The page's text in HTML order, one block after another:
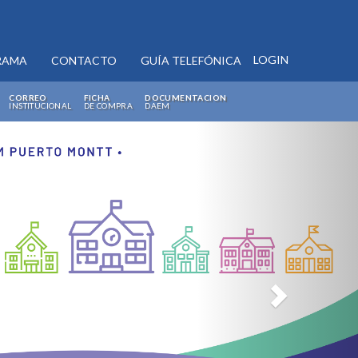
CONTACTO GUÍA TELEFÓNICA LOGIN
CORREO
INSTITUCIONAL
FICHA
DE COMPRA
DOCUMENTACION
DAEM